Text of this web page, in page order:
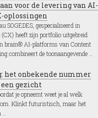
voor de levering van AI-
oplossingen
SOGEDES, gespecialiseerd in
heeft zijn portfolio uitgebreid
brain® AI-platforms van Content
combineert de toonaangevende …
het onbekende nummer
gezicht
je opneemt weet je al welk
Klinkt futuristisch, maar het